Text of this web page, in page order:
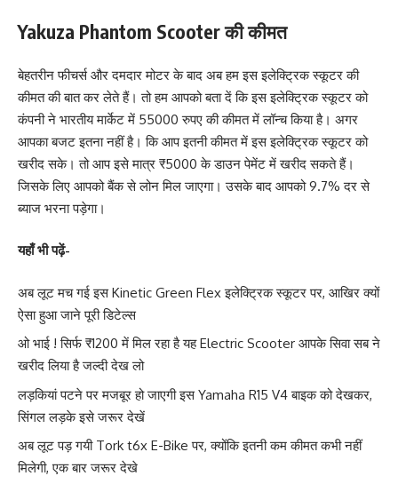
Yakuza Phantom Scooterकी कीमत
बेहतरीन फीचर्स और दमदार मोटर के बाद अब हम इस इलेक्ट्रिक स्कूटर की
कीमत की बात कर लेते हैं। तो हम आपको बता दें कि इस इलेक्ट्रिक स्कूटर को
कंपनी ने भारतीय मार्केट में 55000 रुपए की कीमत में लॉन्च किया है। अगर
आपका बजट इतना नहीं है। कि आप इतनी कीमत में इस इलेक्ट्रिक स्कूटर को
खरीद सके। तो आप इसे मात्र ₹5000 के डाउन पेमेंट में खरीद सकते हैं।
जिसके लिए आपको बैंक से लोन मिल जाएगा। उसके बाद आपको 9.7% दर से
ब्याज भरना पड़ेगा।
यहाँ भी पढ़ें-
अब लूट मच गई इस Kinetic Green Flex इलेक्ट्रिक स्कूटर पर, आखिर क्यों
ऐसा हुआ जाने पूरी डिटेल्स
ओ भाई ! सिर्फ ₹1200 में मिल रहा है यह Electric Scooter आपके सिवा सब ने
खरीद लिया है जल्दी देख लो
लड़कियां पटने पर मजबूर हो जाएगी इस Yamaha R15 V4 बाइक को देखकर,
सिंगल लड़के इसे जरूर देखें
अब लूट पड़ गयी Tork t6x E-Bike पर, क्योंकि इतनी कम कीमत कभी नहीं
मिलेगी, एक बार जरूर देखे